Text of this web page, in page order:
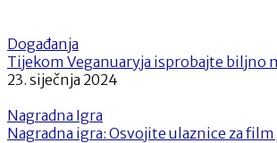
Događanja
Tijekom Veganuaryja isprobajte biljno
23. siječnja 2024
Nagradna Igra
Nagradna igra: Osvojite ulaznice za film